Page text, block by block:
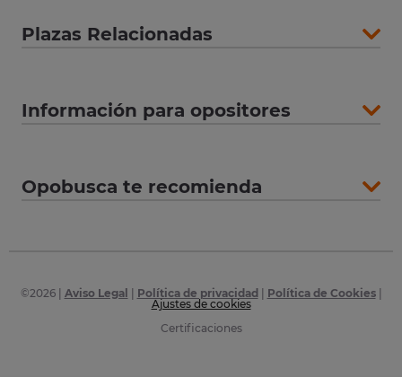
Plazas Relacionadas
Información para opositores
Opobusca te recomienda
©2026| Aviso Legal Política de privacidad Política de Cookies|
Ajustes de cookies
Certificaciones